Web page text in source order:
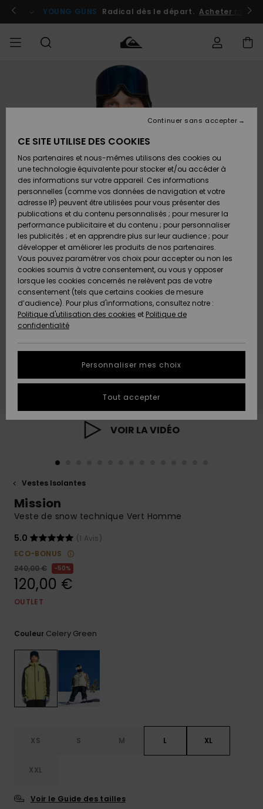
l'information
le
Se connecter / s'inscrire
YOUNG GUNS Radical dès le départ. Acheter
Vêtements
Chaussures
& Tongs
Surf
Snow
Nouveautés
A
Découvrir
Vêtements
Chaussures
& Tongs
Surf
Snow
Nouveautés
A
Découvrir
FEMME
Shop
A
Découvrir
Snow
SURF
Surf
Shop
Homme
Surf
Shop
Enfant
Highlights
Communauté
SNOW
Snow
Shop
Homme
Snow
Shop
Enfant
Snow
Shop
Femme
A
Découvrir
Communauté
OUTLET
Outlet
Homme
Enfant
Outlet
Femme
AIDE &
CONTACT
Accéder à
commande
Retours
Paiement
Carte
Cadeau
Quiksilver
Freedom
Protection
des
tailles
conversation
pour
question.
une
conversation
Trouvez
de
la FAQ
MAGASINS
QUIKSILVER
VOIR LA VIDÉO
Vestes Isolantes
Mission
Veste de snow technique Vert Homme
5.0
(1 Avis)
ECO-BONUS
240,00 €
50%
120,00 €
OUTLET
Couleur Celery Green
XS S M L XL
XXL
Voir le Guide des tailles
CE SITE UTILISE DES COOKIES
Nos partenaires et nous-mêmes utilisons des cookies ou
une technologie équivalente pour stocker et/ou accéder à
des informations sur votre appareil. Ces informations
personnelles (comme vos données de navigation et votre
adresse IP) peuvent être utilisées pour vous présenter des
publications et du contenu personnalisés ; pour mesurer la
performance publicitaire et du contenu ; pour personnaliser
les publicités ; et en apprendre plus sur leur audience ; pour
développer et améliorer les produits de nos partenaires.
Vous pouvez paramétrer vos choix pour accepter ou non les
cookies soumis à votre consentement, ou vous y opposer
lorsque les cookies concernés ne relèvent pas de votre
consentement (tels que certains cookies de mesure
d’audience). Pour plus d'informations, consultez notre :
Politique d'utilisation des cookies et Politique de
confidentialité
Personnaliser mes choix
Continuer sans accepter
Tout accepter